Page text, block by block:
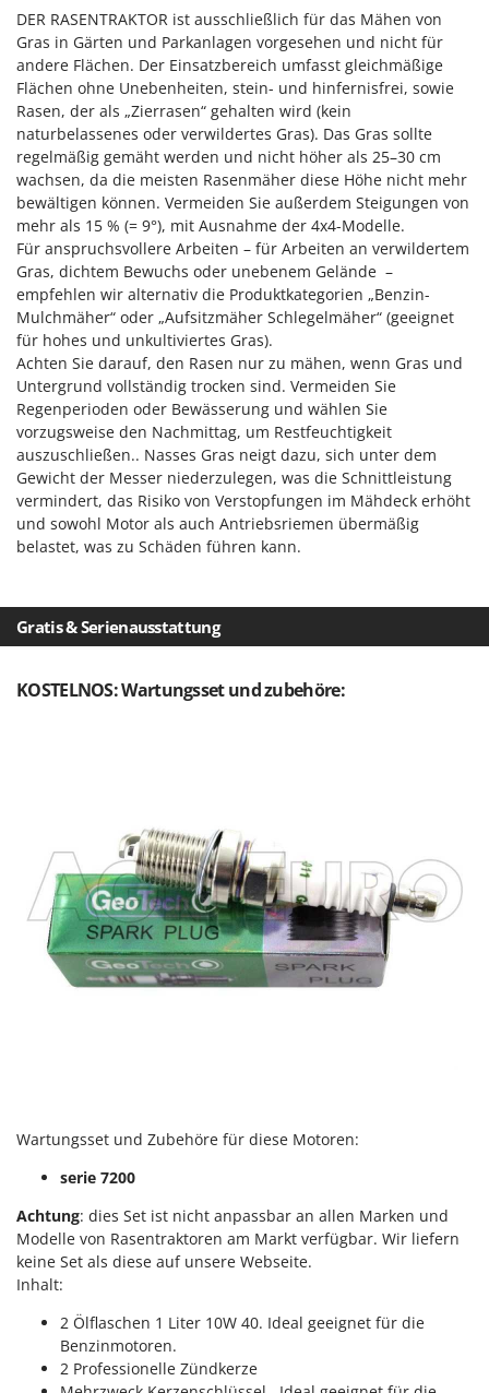
DER RASENTRAKTOR ist ausschließlich für das Mähen von
Gras in Gärten und Parkanlagen vorgesehen und nicht für
andere Flächen. Der Einsatzbereich umfasst gleichmäßige
Flächen ohne Unebenheiten, stein- und hinfernisfrei, sowie
Rasen, der als „Zierrasen“ gehalten wird (kein
naturbelassenes oder verwildertes Gras). Das Gras sollte
regelmäßig gemäht werden und nicht höher als 25–30 cm
wachsen, da die meisten Rasenmäher diese Höhe nicht mehr
bewältigen können. Vermeiden Sie außerdem Steigungen von
mehr als 15 % (= 9°), mit Ausnahme der 4x4-Modelle.
Für anspruchsvollere Arbeiten – für Arbeiten an verwildertem
Gras, dichtem Bewuchs oder unebenem Gelände –
empfehlen wir alternativ die Produktkategorien „Benzin-
Mulchmäher“ oder „Aufsitzmäher Schlegelmäher“ (geeignet
für hohes und unkultiviertes Gras).
Achten Sie darauf, den Rasen nur zu mähen, wenn Gras und
Untergrund vollständig trocken sind. Vermeiden Sie
Regenperioden oder Bewässerung und wählen Sie
vorzugsweise den Nachmittag, um Restfeuchtigkeit
auszuschließen.. Nasses Gras neigt dazu, sich unter dem
Gewicht der Messer niederzulegen, was die Schnittleistung
vermindert, das Risiko von Verstopfungen im Mähdeck erhöht
und sowohl Motor als auch Antriebsriemen übermäßig
belastet, was zu Schäden führen kann.
Gratis & Serienausstattung
KOSTELNOS: Wartungsset und zubehöre:
Wartungsset und Zubehöre für diese Motoren:
serie 7200
Achtung: dies Set ist nicht anpassbar an allen Marken und
Modelle von Rasentraktoren am Markt verfügbar. Wir liefern
keine Set als diese auf unsere Webseite.
Inhalt:
2 Ölflaschen 1 Liter 10W 40. Ideal geeignet für die
Benzinmotoren.
2 Professionelle Zündkerze